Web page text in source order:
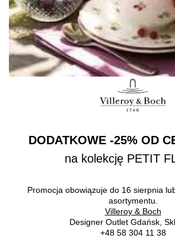
DODATKOWE -25% OD
na kolekcję PETIT
Promocja obowiązuje do 16 sierpnia
asortymentu.
Villeroy & Boch
Designer Outlet Gdańsk,
+48 58 304 11 38